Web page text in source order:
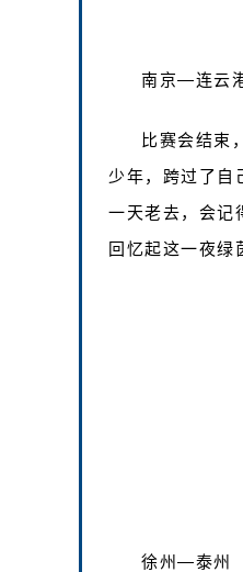
南京—连云
比赛会结束
少年，跨过了自
一天老去，会记
回忆起这一夜绿
徐州—泰州